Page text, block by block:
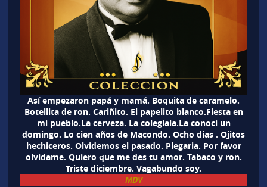
Así empezaron papá y mamá. Boquita de caramelo.
Botellita de ron. Cariñito. El papelito blanco.Fiesta en
mi pueblo.La cerveza. La colegiala.La conoci un
domingo. Lo cien años de Macondo. Ocho dias . Ojitos
hechiceros. Olvidemos el pasado. Plegaria. Por favor
olvidame. Quiero que me des tu amor. Tabaco y ron.
Triste diciembre. Vagabundo soy.
MDV